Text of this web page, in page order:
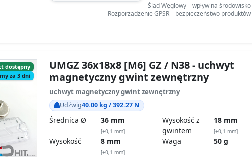
Ślad Węglowy – wpływ na środowisko
Rozporządzenie GPSR – bezpieczeństwo produktów
dostępny
za 3 dni
UMGZ 36x18x8 [M6] GZ / N38 - uchwyt
magnetyczny gwint zewnętrzny
uchwyt magnetyczny gwint zewnętrzny
Udźwig40.00 kg / 392.27 N
Średnica Ø 36 mm
[±0,1 mm]
Wysokość z
gwintem
18 mm
[±0,1 mm]
Wysokość 8 mm
[±0,1 mm]
Waga 50 g